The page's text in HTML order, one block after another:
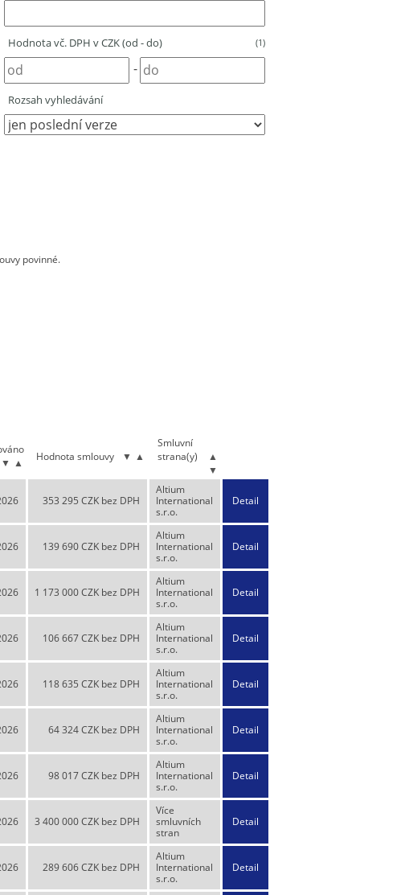
Hodnota vč. DPH v CZK (od - do) (1)
-
Rozsah vyhledávání
povinné.
▲
▼ Hodnota smlouvy ▲
▼
Smluvní
strana(y)
▲
▼
353 295 CZK bez DPH
Altium
International
s.r.o.
Detail
139 690 CZK bez DPH
Altium
International
s.r.o.
Detail
1 173 000 CZK bez DPH
Altium
International
s.r.o.
Detail
106 667 CZK bez DPH
Altium
International
s.r.o.
Detail
118 635 CZK bez DPH
Altium
International
s.r.o.
Detail
64 324 CZK bez DPH
Altium
International
s.r.o.
Detail
98 017 CZK bez DPH
Altium
International
s.r.o.
Detail
3 400 000 CZK bez DPH
Více
smluvních
stran
Detail
289 606 CZK bez DPH
Altium
International
s.r.o.
Detail